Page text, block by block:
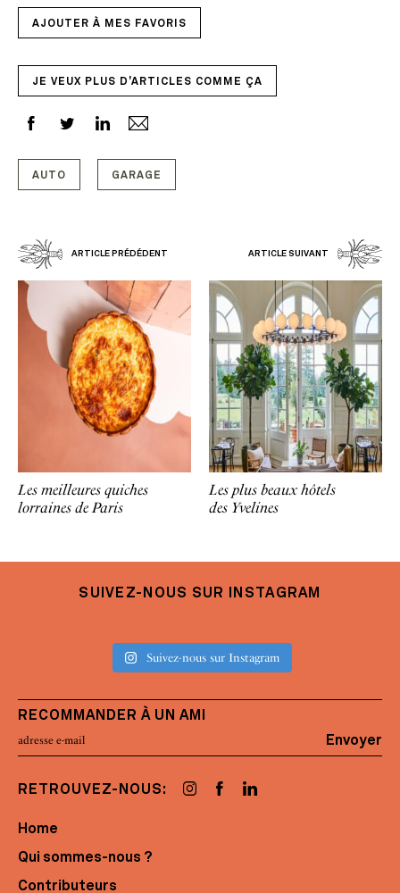
AJOUTER À MES FAVORIS
JE VEUX PLUS D'ARTICLES COMME ÇA
AUTO GARAGE
ARTICLE PRÉDÉDENT ARTICLE SUIVANT
Les meilleures quiches
lorraines de Paris
Les plus beaux hôtels
des Yvelines
SUIVEZ-NOUS SUR INSTAGRAM
Suivez-nous sur Instagram
RECOMMANDER À UN AMI
Envoyer
RETROUVEZ-NOUS:
Home
Qui sommes-nous ?
Contributeurs